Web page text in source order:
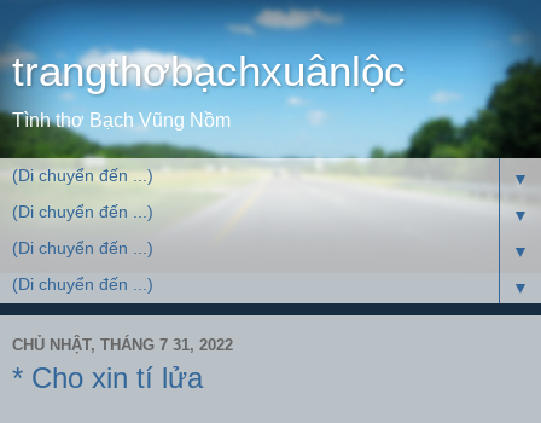
trangthơbạchxuânlộc
Tình thơ Bạch Vũng Nồm
▼
▼
▼
▼
CHỦ NHẬT, THÁNG 7 31, 2022
* Cho xin tí lửa